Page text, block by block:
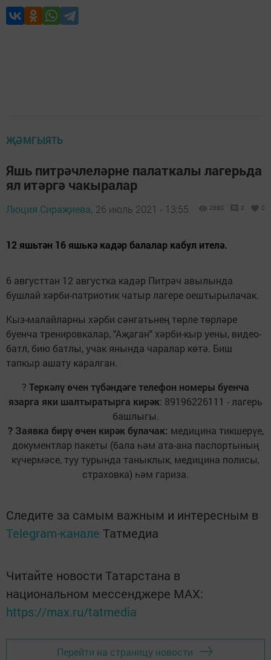
ҖӘМГЫЯТЬ
Яшь питрәчлеләрне палаткалы лагерьда
ял итәргә чакыралар
Люция Сираҗиева, 26 июль 2021 - 13:55 2880 0 0
12 яшьтән 16 яшькә кадәр балалар кабул ителә.
6 августтан 12 августка кадәр Питрәч авылында
бушлай хәрби-патриотик чатыр лагере оештырылачак.
Кыз-малайларны хәрби сәнгатьнең төрле төрләре
буенча тренировкалар, "Аҗаган" хәрби-кыр уены, видео-
батл, бию батлы, учак янында чаралар көтә. Биш
тапкыр ашату каралган.
? Теркәлү өчен түбәндәге телефон номеры буенча
язарга яки шалтыратырга кирәк: 89196226111 - лагерь
башлыгы.
? Заявка бирү өчен кирәк булачак: медицина тикшерүе,
документлар пакеты (бала һәм ата-ана паспортының
күчермәсе, туу турында таныклык, медицина полисы,
страховка) һәм гариза.
Следите за самым важным и интересным в
Telegram-канале Татмедиа
Читайте новости Татарстана в
национальном мессенджере MАХ:
https://max.ru/tatmedia
Перейти на страницу новости